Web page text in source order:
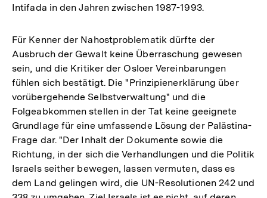
Intifada in den Jahren zwischen 1987-1993.
Für Kenner der Nahostproblematik dürfte der
Ausbruch der Gewalt keine Überraschung gewesen
sein, und die Kritiker der Osloer Vereinbarungen
fühlen sich bestätigt. Die "Prinzipienerklärung über
vorübergehende Selbstverwaltung" und die
Folgeabkommen stellen in der Tat keine geeignete
Grundlage für eine umfassende Lösung der Palästina-
Frage dar. "Der Inhalt der Dokumente sowie die
Richtung, in der sich die Verhandlungen und die Politik
Israels seither bewegen, lassen vermuten, dass es
dem Land gelingen wird, die UN-Resolutionen 242 und